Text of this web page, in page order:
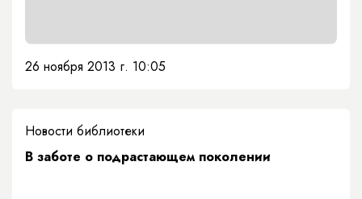
26 ноября 2013 г. 10:05
Новости библиотеки
В заботе о подрастающем поколении